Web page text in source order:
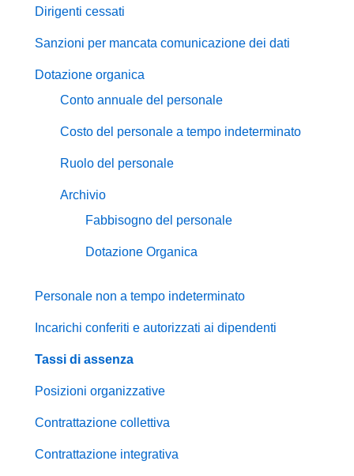
Dirigenti cessati
Sanzioni per mancata comunicazione dei dati
Dotazione organica
Conto annuale del personale
Costo del personale a tempo indeterminato
Ruolo del personale
Archivio
Fabbisogno del personale
Dotazione Organica
Personale non a tempo indeterminato
Incarichi conferiti e autorizzati ai dipendenti
Tassi di assenza
Posizioni organizzative
Contrattazione collettiva
Contrattazione integrativa